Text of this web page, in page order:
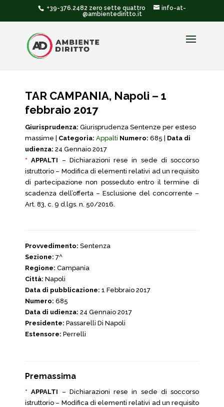
+39-376.2482 zero sette quattro
info-at-
@ambientediritto.it
TAR CAMPANIA, Napoli – 1
febbraio 2017
Giurisprudenza: Giurisprudenza Sentenze per esteso
massime | Categoria: Appalti Numero: 685 | Data di
udienza: 24 Gennaio 2017
*APPALTI – Dichiarazioni rese in sede di soccorso
istruttorio – Modifica di elementi relativi ad un requisito
di partecipazione non posseduto entro il termine di
scadenza dell’offerta – Esclusione del concorrente –
Art. 83, c. 9 d.lgs. n. 50/2016.
Provvedimento: Sentenza
Sezione: 7^
Regione: Campania
Città: Napoli
Data di pubblicazione: 1 Febbraio 2017
Numero: 685
Data di udienza: 24 Gennaio 2017
Presidente: Passarelli Di Napoli
Estensore: Perrelli
Premassima
*APPALTI – Dichiarazioni rese in sede di soccorso
istruttorio – Modifica di elementi relativi ad un requisito